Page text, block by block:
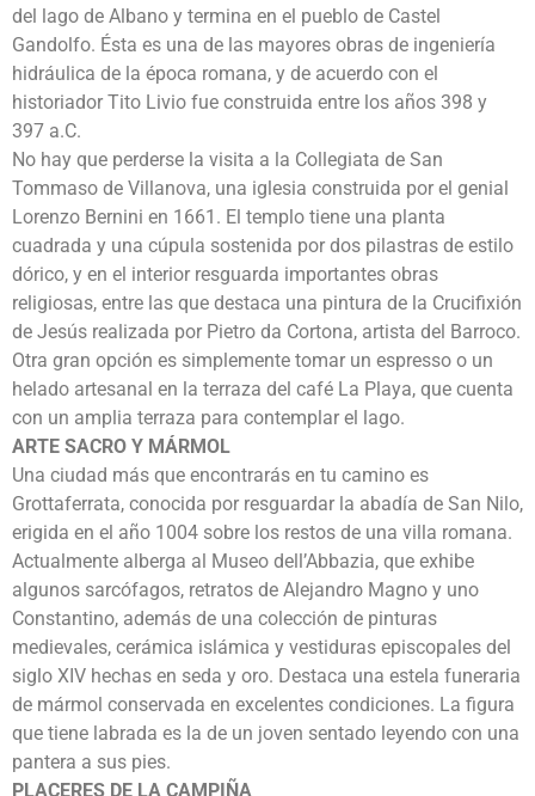
del lago de Albano y termina en el pueblo de Castel
Gandolfo. Ésta es una de las mayores obras de ingeniería
hidráulica de la época romana, y de acuerdo con el
historiador Tito Livio fue construida entre los años 398 y
397 a.C.
No hay que perderse la visita a la Collegiata de San
Tommaso de Villanova, una iglesia construida por el genial
Lorenzo Bernini en 1661. El templo tiene una planta
cuadrada y una cúpula sostenida por dos pilastras de estilo
dórico, y en el interior resguarda importantes obras
religiosas, entre las que destaca una pintura de la Crucifixión
de Jesús realizada por Pietro da Cortona, artista del Barroco.
Otra gran opción es simplemente tomar un espresso o un
helado artesanal en la terraza del café La Playa, que cuenta
con un amplia terraza para contemplar el lago.
ARTE SACRO Y MÁRMOL
Una ciudad más que encontrarás en tu camino es
Grottaferrata, conocida por resguardar la abadía de San Nilo,
erigida en el año 1004 sobre los restos de una villa romana.
Actualmente alberga al Museo dell’Abbazia, que exhibe
algunos sarcófagos, retratos de Alejandro Magno y uno
Constantino, además de una colección de pinturas
medievales, cerámica islámica y vestiduras episcopales del
siglo XIV hechas en seda y oro. Destaca una estela funeraria
de mármol conservada en excelentes condiciones. La figura
que tiene labrada es la de un joven sentado leyendo con una
pantera a sus pies.
PLACERES DE LA CAMPIÑA